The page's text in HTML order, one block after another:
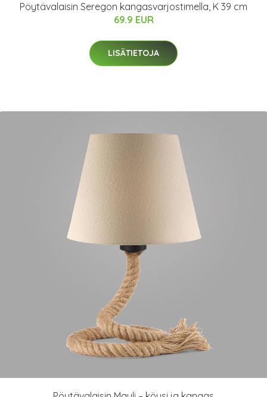
Pöytävalaisin Seregon kangasvarjostimella, K 39 cm
69.9 EUR
LISÄTIETOJA